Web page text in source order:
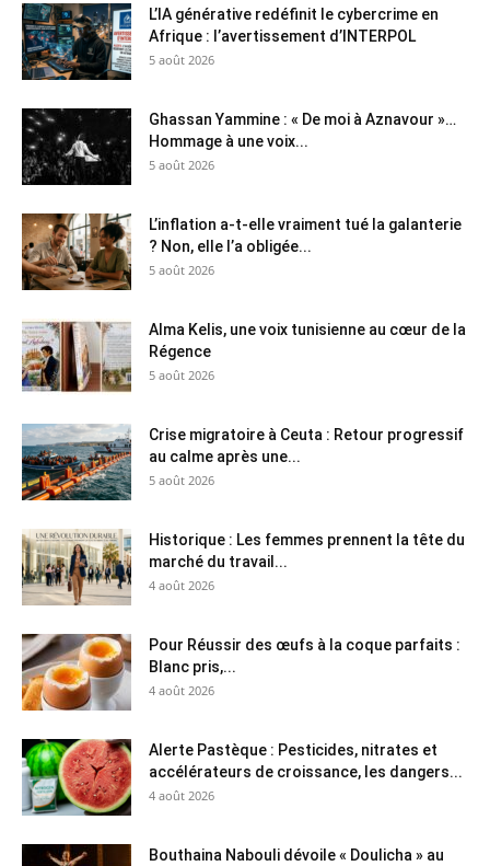
L’IA générative redéfinit le cybercrime en
Afrique : l’avertissement d’INTERPOL
5 août 2026
Ghassan Yammine : « De moi à Aznavour »…
Hommage à une voix...
5 août 2026
L’inflation a-t-elle vraiment tué la galanterie
? Non, elle l’a obligée...
5 août 2026
Alma Kelis, une voix tunisienne au cœur de la
Régence
5 août 2026
Crise migratoire à Ceuta : Retour progressif
au calme après une...
5 août 2026
Historique : Les femmes prennent la tête du
marché du travail...
4 août 2026
Pour Réussir des œufs à la coque parfaits :
Blanc pris,...
4 août 2026
Alerte Pastèque : Pesticides, nitrates et
accélérateurs de croissance, les dangers...
4 août 2026
Bouthaina Nabouli dévoile « Doulicha » au